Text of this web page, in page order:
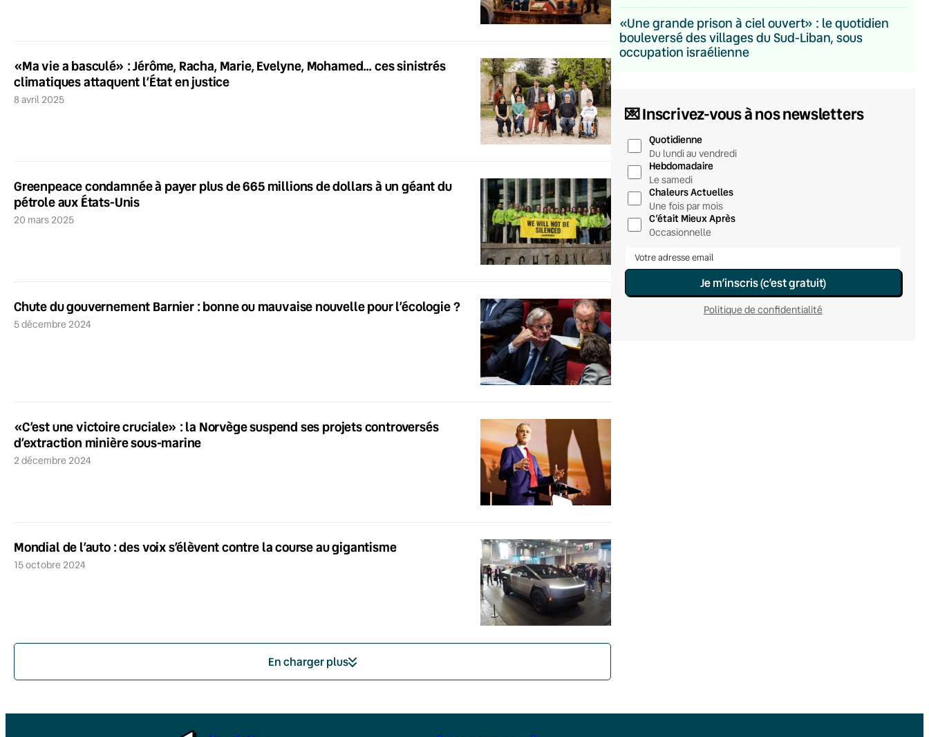
«Ma vie a basculé» : Jérôme, Racha, Marie, Evelyne, Mohamed… ces sinistrés
climatiques attaquent l’État en justice
8 avril 2025
Greenpeace condamnée à payer plus de 665 millions de dollars à un géant du
pétrole aux États-Unis
20 mars 2025
Chute du gouvernement Barnier : bonne ou mauvaise nouvelle pour l’écologie ?
5 décembre 2024
«C’est une victoire cruciale» : la Norvège suspend ses projets controversés
d’extraction minière sous-marine
2 décembre 2024
Mondial de l’auto : des voix s’élèvent contre la course au gigantisme
15 octobre 2024
En charger plus
«Une grande prison à ciel ouvert» : le quotidien
bouleversé des villages du Sud-Liban, sous
occupation israélienne
💌 Inscrivez-vous à nos newsletters
Quotidienne
Du lundi au vendredi
Hebdomadaire
Le samedi
Chaleurs Actuelles
Une fois par mois
C’était Mieux Après
Occasionnelle
Je m’inscris (c’est gratuit)
Politique de confidentialité